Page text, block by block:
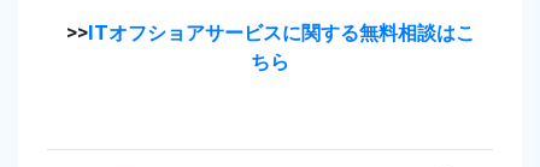
>>ITオフショアサービスに関する無料相談はこ
ちら